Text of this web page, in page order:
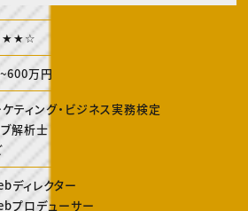
情
ュー
プ
らのお知らせ
ショナル×つながる×メディア
万円
ティング・ビジネス実務検定
解析士
ディレクター
プロデューサー